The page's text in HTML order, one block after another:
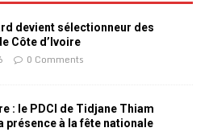
devient sélectionneur des
Côte d’Ivoire
0 Comments
: le PDCI de Tidjane Thiam
présence à la fête nationale